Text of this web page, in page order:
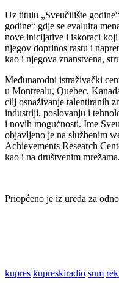
Uz titulu „Sveučilište
godine“ gdje se evaluira
nove inicijative i iskoraci
njegov doprinos rastu i
kao i njegova znanstvena,
Međunarodni istraživački
u Montrealu, Quebec,
cilj osnaživanje talentiranih
industriji, poslovanju i
i novih mogućnosti. Ime
objavljeno je na službenim
Achievements Research
kao i na društvenim mrežama.
Priopćeno je iz ureda za
kupres kupreskiradio sum